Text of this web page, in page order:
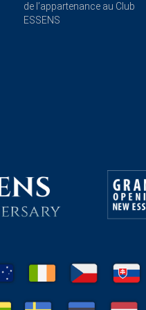
de l’appartenance au Club
ESSENS